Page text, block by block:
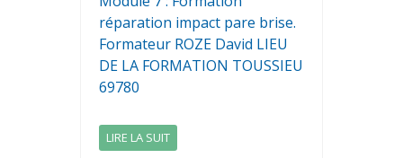
réparation impact pare brise.
Formateur ROZE David LIEU
DE LA FORMATION TOUSSIEU
69780
LIRE LA SUIT